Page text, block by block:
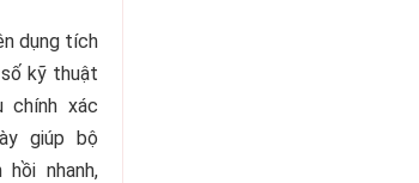
dụng tích
kỹ thuật
chính xác
giúp bộ
hồi nhanh,